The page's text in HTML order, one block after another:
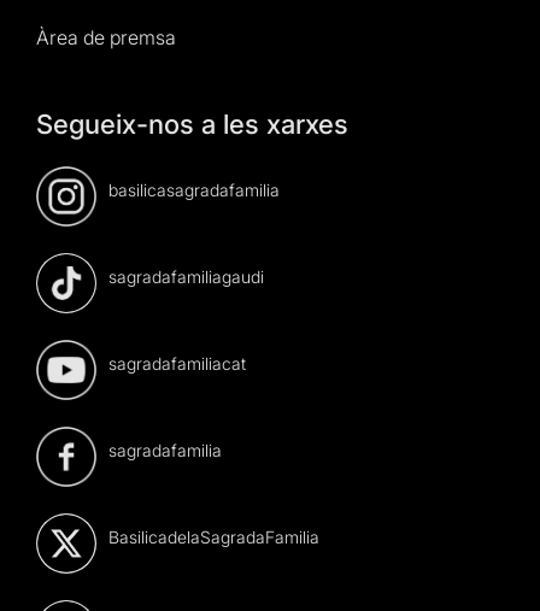
Àrea de premsa
Segueix-nos a les xarxes
basilicasagradafamilia
sagradafamiliagaudi
sagradafamiliacat
sagradafamilia
BasilicadelaSagradaFamilia